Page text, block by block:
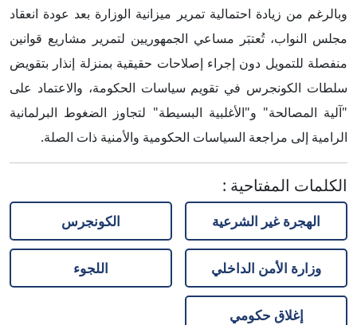
وبالرغم من زيادة احتمالية تمرير ميزانية الوزارة بعد عودة انعقاد
مجلس النواب، تُعتبَر مساعي الجمهوريين لتمرير مشاريع قوانين
منفصلة للتمويل دون إجراء إصلاحات حقيقية بمنزلة إنذار بتقويض
سلطات الكونجرس في تقويم سياسات الحكومة، والاعتماد على
"آلية المصالحة" و"الأغلبية البسيطة" لتجاوز الضغوط البرلمانية
الرامية إلى مراجعة السياسات الحكومية والأمنية ذات الصلة.
الكلمات المفتاحية :
الهجرة غير الشرعية الكونجرس
وزارة الأمن الداخلي اللجوء
إغلاق حكومي